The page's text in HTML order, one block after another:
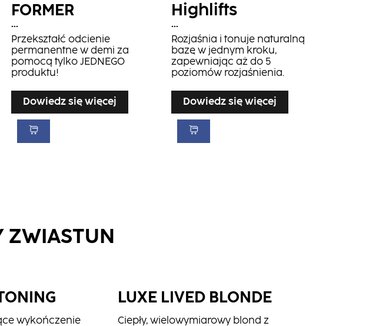
FORMER
...
Przekształć odcienie
permanentne w demi za
pomocą tylko JEDNEGO
produktu!
Dowiedz się więcej
Highlifts
...
Rozjaśnia i tonuje naturalną
bazę w jednym kroku,
zapewniając aż do 5
poziomów rozjaśnienia.
Dowiedz się więcej
ZWIASTUN
wykończenie
LUXE LIVED BLONDE
Ciepły, wielowymiarowy blond z